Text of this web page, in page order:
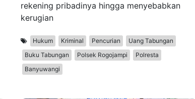
rekening pribadinya hingga menyebabkan
kerugian
Hukum Kriminal Pencurian
Uang Tabungan
Buku Tabungan
Polsek Rogojampi
Polresta
Banyuwangi